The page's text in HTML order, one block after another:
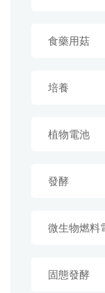
食藥用菇
培養
植物電池
發酵
微生物燃料
固態發酵